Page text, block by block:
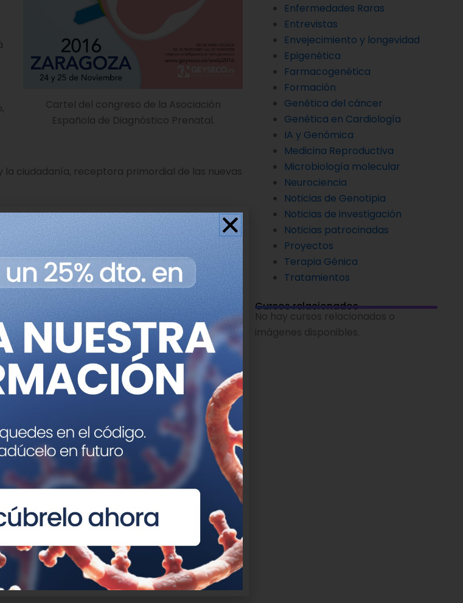
Cartel del congreso de la Asociación
Española de Diagnóstico Prenatal.
ciudadanía, receptora primordial de las nuevas
experimentando durante los últimos años
tras década, vemos cómo la diversidad de
se van incrementando
y se traduce en la rápida incorporación
cambio de paradigmas previamente
vez más precisos y menos invasivos”,
la capacidad de “visualizar con gran claridad y
análisis del ADN del feto a través de una
práctica que facilita la detección de
invasivas “que pueden poner en riesgo la
cambios, realmente requieren de
de los aspectos éticos y legales que conllevan
con las instituciones para la
Además, la Asociación busca transmitir
para que los propios pacientes sean
decisiones”.
Enfermedades Raras
Entrevistas
Envejecimiento y longevidad
Epigenética
Farmacogenética
Formación
Genética del cáncer
Genética en Cardiología
IA y Genómica
Medicina Reproductiva
Microbiología molecular
Neurociencia
Noticias de Genotipia
Noticias de investigación
Noticias patrocinadas
Proyectos
Terapia Génica
Tratamientos
Cursos relacionados
No hay cursos relacionados o
imágenes disponibles.